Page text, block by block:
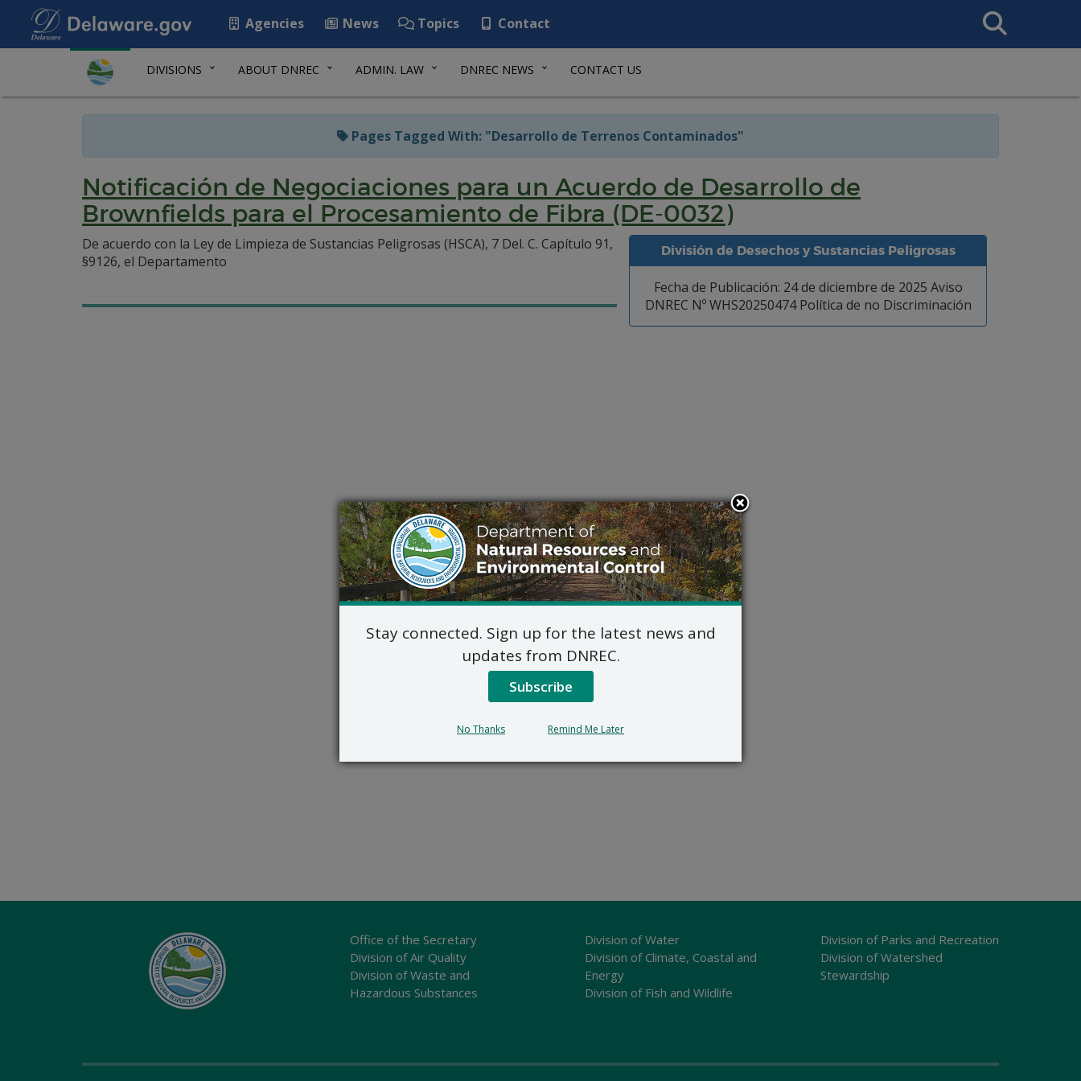
Agencies News Topics Contact
Search
This
DIVISIONS ABOUT DNREC ADMIN. LAW DNREC NEWS CONTACT US
Pages Tagged With: "Desarrollo de Terrenos Contaminados"
Notificación de Negociaciones para un Acuerdo de Desarrollo de
Brownfields para el Procesamiento de Fibra (DE-0032)
División de Desechos y Sustancias Peligrosas
Fecha de Publicación: 24 de diciembre de 2025 Aviso
DNREC Nº WHS20250474 Política de no Discriminación
De acuerdo con la Ley de Limpieza de Sustancias Peligrosas (HSCA), 7 Del. C. Capítulo 91,
§9126, el Departamento
Office of the Secretary
Division of Air Quality
Division of Waste and
Hazardous Substances
Division of Water
Division of Climate, Coastal and
Energy
Division of Fish and Wildlife
Division of Parks and Recreation
Division of Watershed
Stewardship
Stay connected. Sign up for the latest news and
updates from DNREC.
Subscribe
No Thanks Remind Me Later